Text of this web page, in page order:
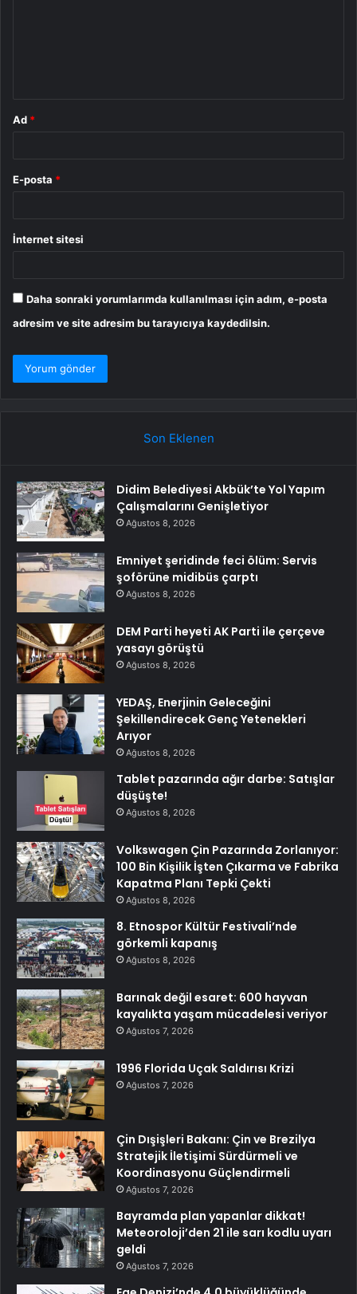
Ad *
E-posta *
İnternet sitesi
Daha sonraki yorumlarımda kullanılması için adım, e-posta
adresim ve site adresim bu tarayıcıya kaydedilsin.
Son Eklenen
Didim Belediyesi Akbük’te Yol Yapım
Çalışmalarını Genişletiyor
Ağustos 8, 2026
Emniyet şeridinde feci ölüm: Servis
şoförüne midibüs çarptı
Ağustos 8, 2026
DEM Parti heyeti AK Parti ile çerçeve
yasayı görüştü
Ağustos 8, 2026
YEDAŞ, Enerjinin Geleceğini
Şekillendirecek Genç Yetenekleri
Arıyor
Ağustos 8, 2026
Tablet pazarında ağır darbe: Satışlar
düşüşte!
Ağustos 8, 2026
Volkswagen Çin Pazarında Zorlanıyor:
100 Bin Kişilik İşten Çıkarma ve Fabrika
Kapatma Planı Tepki Çekti
Ağustos 8, 2026
8. Etnospor Kültür Festivali’nde
görkemli kapanış
Ağustos 8, 2026
Barınak değil esaret: 600 hayvan
kayalıkta yaşam mücadelesi veriyor
Ağustos 7, 2026
1996 Florida Uçak Saldırısı Krizi
Ağustos 7, 2026
Çin Dışişleri Bakanı: Çin ve Brezilya
Stratejik İletişimi Sürdürmeli ve
Koordinasyonu Güçlendirmeli
Ağustos 7, 2026
Bayramda plan yapanlar dikkat!
Meteoroloji’den 21 ile sarı kodlu uyarı
geldi
Ağustos 7, 2026